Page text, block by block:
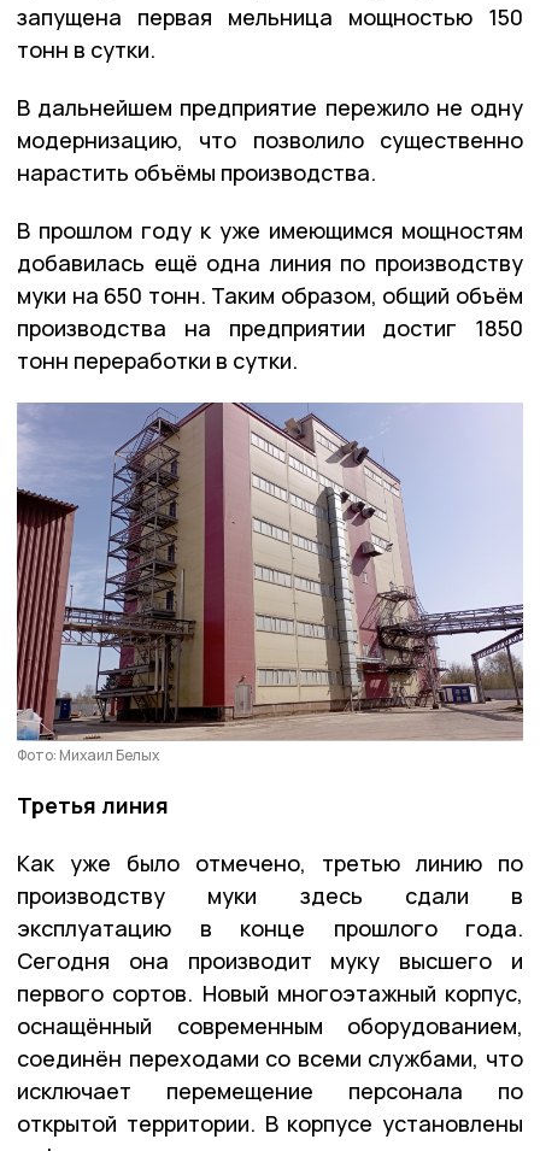
запущена первая мельница мощностью 150
тонн в сутки.
В дальнейшем предприятие пережило не одну
модернизацию, что позволило существенно
нарастить объёмы производства.
В прошлом году к уже имеющимся мощностям
добавилась ещё одна линия по производству
муки на 650 тонн. Таким образом, общий объём
производства на предприятии достиг 1850
тонн переработки в сутки.
Фото: Михаил Белых
Третья линия
Как уже было отмечено, третью линию по
производству муки здесь сдали в
эксплуатацию в конце прошлого года.
Сегодня она производит муку высшего и
первого сортов. Новый многоэтажный корпус,
оснащённый современным оборудованием,
соединён переходами со всеми службами, что
исключает перемещение персонала по
открытой территории. В корпусе установлены